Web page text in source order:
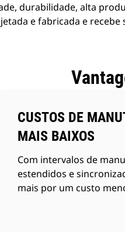
durabilidade, alta
e fabricada e
CUSTOS DE
MAIS BAIXOS
Com intervalos de
estendidos e
mais por um custo